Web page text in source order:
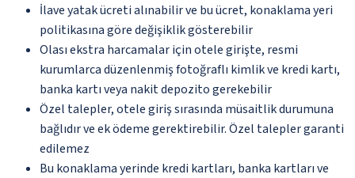
İlave yatak ücreti alınabilir ve bu ücret, konaklama yeri
politikasına göre değişiklik gösterebilir
Olası ekstra harcamalar için otele girişte, resmi
kurumlarca düzenlenmiş fotoğraflı kimlik ve kredi kartı,
banka kartı veya nakit depozito gerekebilir
Özel talepler, otele giriş sırasında müsaitlik durumuna
bağlıdır ve ek ödeme gerektirebilir. Özel talepler garanti
edilemez
Bu konaklama yerinde kredi kartları, banka kartları ve